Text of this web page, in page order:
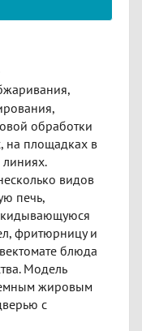
обработки
на площадках в
видов
печь,
фритюрницу и
блюда
Модель
жировым
с